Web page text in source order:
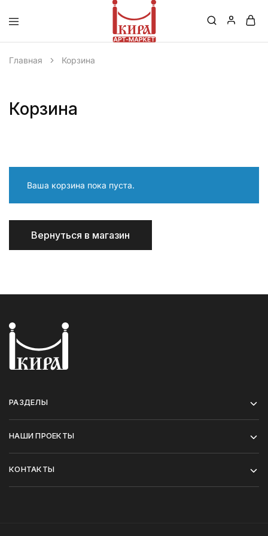
–
Маркет
Главная Корзина
Корзина
Ваша корзина пока пуста.
Вернуться в магазин
РАЗДЕЛЫ
НАШИ ПРОЕКТЫ
КОНТАКТЫ